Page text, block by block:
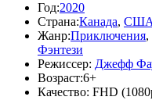
Год:2020
Страна:Канада, США
Жанр:Приключения,
Фэнтези
Режиссер: Джефф
Возраст:6+
Качество: FHD